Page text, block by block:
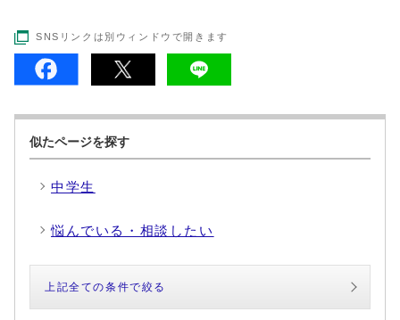
SNSリンクは別ウィンドウで開きます
似たページを探す
中学生
悩んでいる・相談したい
上記全ての条件で絞る